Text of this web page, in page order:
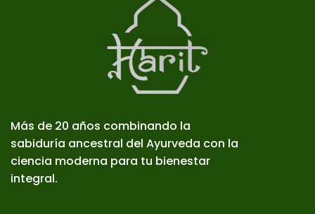
Más de 20 años combinando la
sabiduría ancestral del Ayurveda con la
ciencia moderna para tu bienestar
integral.